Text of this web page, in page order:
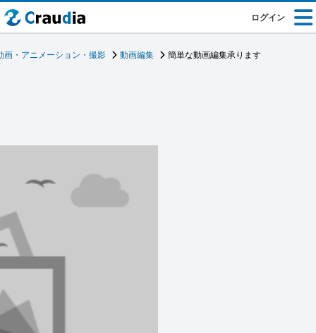
ログイン
画・アニメーション・撮影 動画編集 簡単な動画編集承ります